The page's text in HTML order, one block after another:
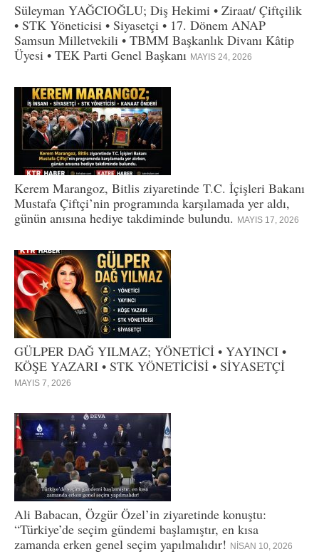
Süleyman YAĞCIOĞLU; Diş Hekimi • Ziraat/ Çiftçilik
• STK Yöneticisi • Siyasetçi • 17. Dönem ANAP
Samsun Milletvekili • TBMM Başkanlık Divanı Kâtip
Üyesi • TEK Parti Genel Başkanı MAYIS 24, 2026
Kerem Marangoz, Bitlis ziyaretinde T.C. İçişleri Bakanı
Mustafa Çiftçi’nin programında karşılamada yer aldı,
günün anısına hediye takdiminde bulundu.
MAYIS 17, 2026
GÜLPER DAĞ YILMAZ; YÖNETİCİ • YAYINCI •
KÖŞE YAZARI • STK YÖNETİCİSİ • SİYASETÇİ
MAYIS 7, 2026
Ali Babacan, Özgür Özel’in ziyaretinde konuştu:
“Türkiye’de seçim gündemi başlamıştır, en kısa
zamanda erken genel seçim yapılmalıdır! NISAN 10, 2026